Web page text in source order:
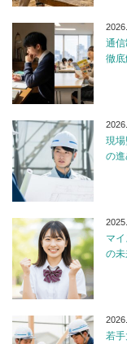
通
徹
現
の
マ
の
若